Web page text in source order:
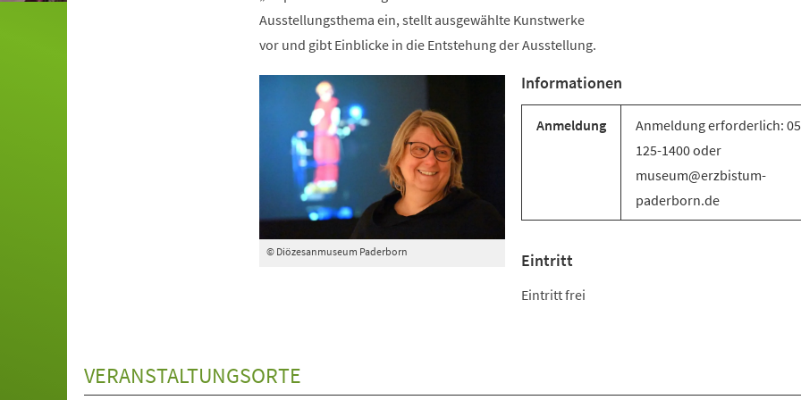
Ausstellungsthema ein, stellt ausgewählte Kunstwerke
vor und gibt Einblicke in die Entstehung der Ausstellung.
© Diözesanmuseum Paderborn
Informationen
Anmeldung
Anmeldung erforderlich:
125-1400 oder
museum@erzbistum-
paderborn.de
Eintritt
Eintritt frei
VERANSTALTUNGSORTE